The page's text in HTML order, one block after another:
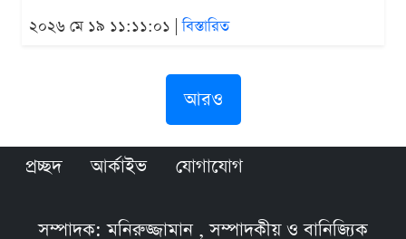
২০২৬ মে ১৯ ১১:১১:০১ |বিস্তারিত
আরও
প্রচ্ছদ আর্কাইভ যোগাযোগ
সম্পাদক: মনিরুজ্জামান , সম্পাদকীয় ও বানিজ্যিক